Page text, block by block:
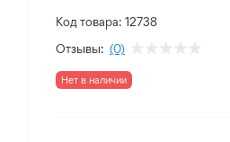
Код товара: 12738
Отзывы: (0)
Нет в наличии